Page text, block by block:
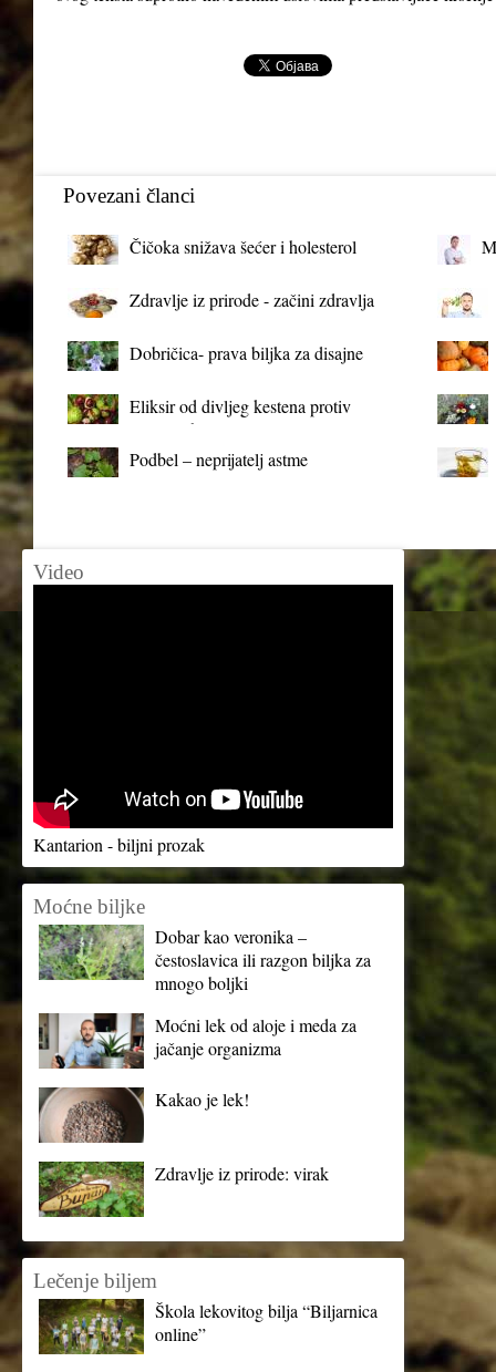
Povezani članci
Čičoka snižava šećer i holesterol
Zdravlje iz prirode - začini zdravlja
Dobričica- prava biljka za disajne
Eliksir od divljeg kestena protiv
proširenih vena
Podbel – neprijatelj astme
Video
Kantarion - biljni prozak
Moćne biljke
Dobar kao veronika –
čestoslavica ili razgon biljka za
mnogo boljki
Moćni lek od aloje i meda za
jačanje organizma
Kakao je lek!
Zdravlje iz prirode: virak
Lečenje biljem
Škola lekovitog bilja “Biljarnica
online”